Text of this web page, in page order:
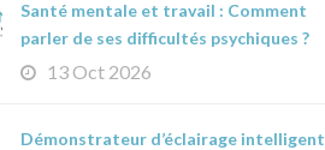
Santé mentale et travail : Comment
parler de ses difficultés psychiques ?
13 Oct 2026
Démonstrateur d’éclairage intelligent